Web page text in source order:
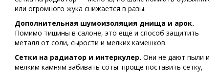
или огромного жука снижается в разы.
Дополнительная шумоизоляция днища и арок.
Помимо тишины в салоне, это ещё и способ защитить
металл от соли, сырости и мелких камешков.
Сетки на радиатор и интеркулер. Они не дают пыли и
мелким камням забивать соты: проще поставить сетку,